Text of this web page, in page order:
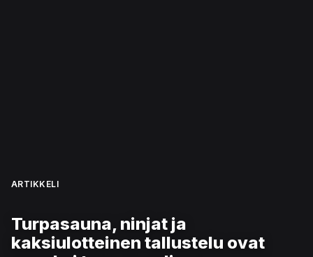
ARTIKKELI
Turpasauna, ninjat ja
kaksiulotteinen tallustelu ovat